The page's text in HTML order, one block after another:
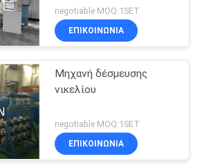
καλωδίων
negotiable MOQ:1SET
ΕΠΙΚΟΙΝΩΝΊΑ
Μηχανή δέσμευσης
νικελίου
negotiable MOQ:1SET
ΕΠΙΚΟΙΝΩΝΊΑ